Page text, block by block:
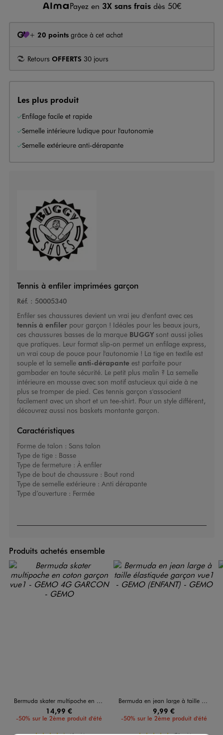
Payez en 3X sans frais dès 50€
+ 20 points grâce à cet achat
Retours OFFERTS 30 jours
Les plus produit
Enfilage facile et rapide
Semelle intérieure ludique pour l'autonomie
Semelle extérieure anti-dérapante
Tennis à enfiler imprimées garçon
Réf. : 50005340
Enfiler ses chaussures devient un vrai jeu d'enfant avec ces
tennis à enfilerpour garçon ! Idéales pour les beaux jours,
ces chaussures basses de la marque BUGGYsont aussi jolies
que pratiques. Leur format slip-on permet un enfilage express,
un vrai coup de pouce pour l'autonomie ! La tige en textile est
souple et la semelle anti-dérapanteest parfaite pour
gambader en toute sécurité. Le petit plus malin ? La semelle
intérieure en mousse avec son motif astucieux qui aide à ne
plus se tromper de pied. Ces tennis garçon s'associent
facilement avec un short et un tee-shirt. Pour un style différent,
découvrez aussi nos baskets montante garçon.
Caractéristiques
Forme de talon : Sans talon
Type de tige : Basse
Type de fermeture : À enfiler
Type de bout de chaussure : Bout rond
Type de semelle extérieure : Anti dérapante
Type d’ouverture : Fermée
Produits achetés ensemble
Bermuda skater multipoche en coton garçon
14,99 €
-50% sur le 2ème produit d'été
Bermuda en jean large à taille élastiquée garçon
9,99 €
-50% sur le 2ème produit d'été